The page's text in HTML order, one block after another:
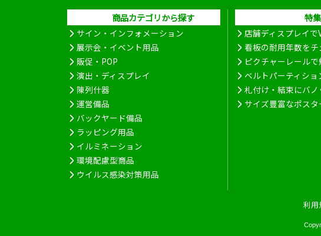
商品カテゴリから探す
サイン・インフォメーション
展示会・イベント用品
販促・POP
演出・ディスプレイ
陳列什器
運営備品
バックヤード備品
ラッピング用品
イルミネーション
環境配慮型商品
ウイルス感染対策用品
特
店舗ディスプレイで
看板の耐用年数をチ
ピクチャーレール
ベルトパーティシ
札付け・結束にバノ
サイズ豊富なポスタ
利用